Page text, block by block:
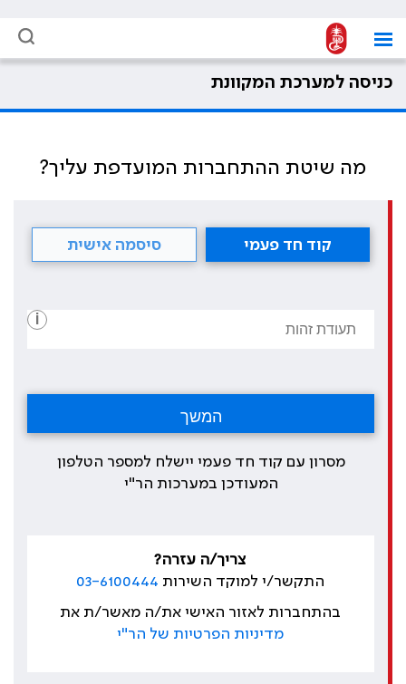
כניסה למערכת המקוונת
מה שיטת ההתחברות המועדפת עליך?
קוד חד פעמי סיסמה אישית
i
מסרון עם קוד חד פעמי יישלח למספר הטלפון
המעודכן במערכות הר"י
צריך/ה עזרה?
התקשר/י למוקד השירות 03-6100444
בהתחברות לאזור האישי את/ה מאשר/ת את
מדיניות הפרטיות של הר"י